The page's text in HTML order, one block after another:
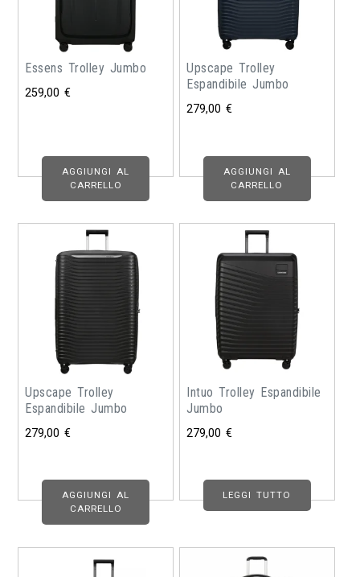
Essens Trolley Jumbo
259,00€
AGGIUNGI AL
CARRELLO
Upscape Trolley
Espandibile Jumbo
279,00€
AGGIUNGI AL
CARRELLO
Upscape Trolley
Espandibile Jumbo
279,00€
AGGIUNGI AL
CARRELLO
Intuo Trolley Espandibile
Jumbo
279,00€
LEGGI TUTTO